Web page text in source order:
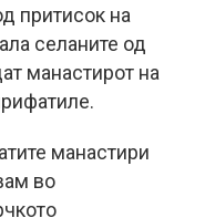
притисок на
селаните од
манастирот на
манастири
во